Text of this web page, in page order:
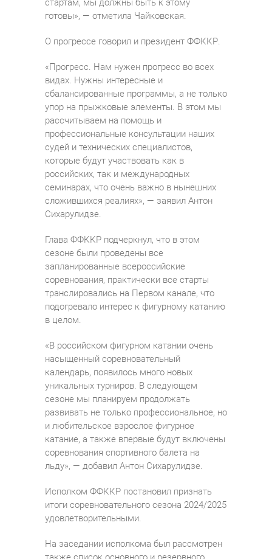
стартам, мы должны быть к этому
готовы», — отметила Чайковская.
О прогрессе говорил и президент ФФККР.
«Прогресс. Нам нужен прогресс во всех
видах. Нужны интересные и
сбалансированные программы, а не только
упор на прыжковые элементы. В этом мы
рассчитываем на помощь и
профессиональные консультации наших
судей и технических специалистов,
которые будут участвовать как в
российских, так и международных
семинарах, что очень важно в нынешних
сложившихся реалиях», — заявил Антон
Сихарулидзе.
Глава ФФККР подчеркнул, что в этом
сезоне были проведены все
запланированные всероссийские
соревнования, практически все старты
транслировались на Первом канале, что
подогревало интерес к фигурному катанию
в целом.
«В российском фигурном катании очень
насыщенный соревновательный
календарь, появилось много новых
уникальных турниров. В следующем
сезоне мы планируем продолжать
развивать не только профессиональное, но
и любительское взрослое фигурное
катание, а также впервые будут включены
соревнования спортивного балета на
льду», — добавил Антон Сихарулидзе.
Исполком ФФККР постановил признать
итоги соревновательного сезона 2024/2025
удовлетворительными.
На заседании исполкома был рассмотрен